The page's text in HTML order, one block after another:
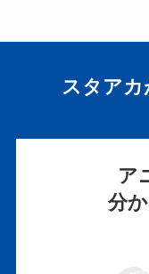
スタア
ア
分